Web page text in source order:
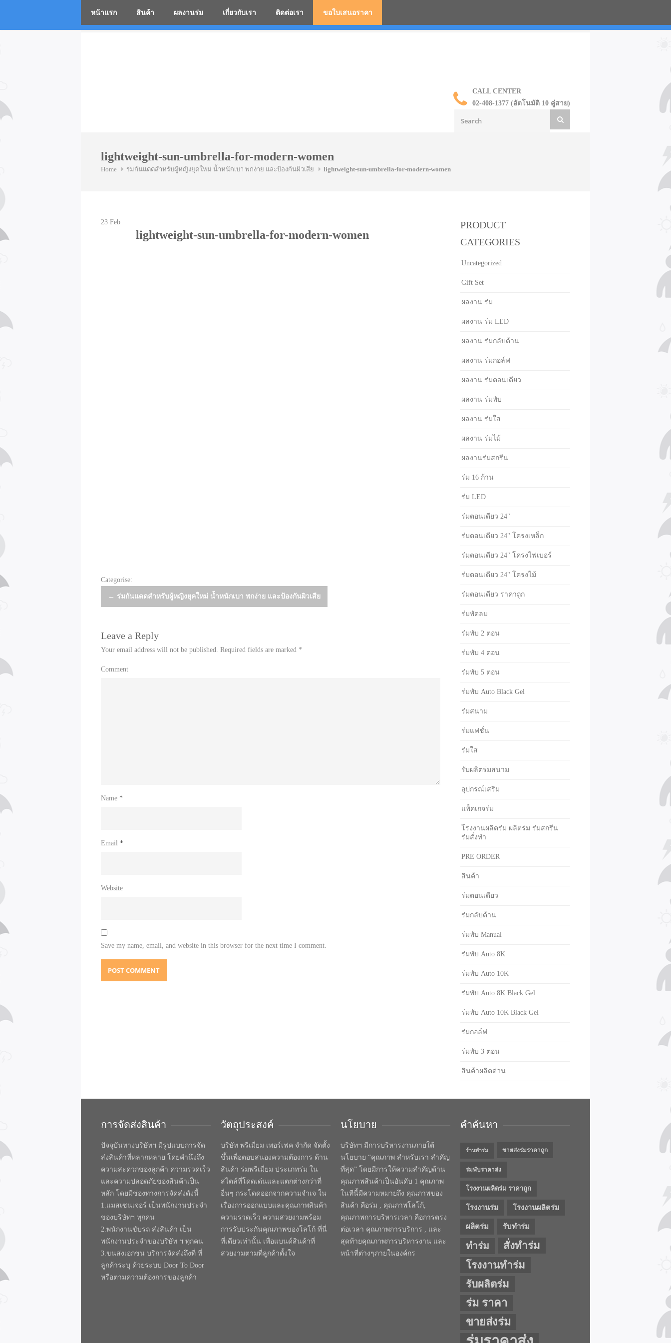
CALL CENTER
02-408-1377 (อัตโนมัติ 10 คู่สาย)
หน้าแรก สินค้า ผลงานร่ม เกี่ยวกับเรา ติดต่อเรา ขอใบเสนอราคา
lightweight-sun-umbrella-for-modern-women
Home ร่มกันแดดสำหรับผู้หญิงยุคใหม่ น้ำหนักเบา พกง่าย และป้องกันผิวเสีย lightweight-sun-umbrella-for-modern-women
23 Feb
lightweight-sun-umbrella-for-modern-women
Categorise:
Post
← ร่มกันแดดสำหรับผู้หญิงยุคใหม่ น้ำหนักเบา พกง่าย และป้องกันผิวเสีย
Leave a Reply
Your email address will not be published. Required fields are marked *
Comment
Name *
Email *
Website
Save my name, email, and website in this browser for the next time I comment.
PRODUCT
CATEGORIES
Uncategorized
Gift Set
ผลงาน ร่ม
ผลงาน ร่ม LED
ผลงาน ร่มกลับด้าน
ผลงาน ร่มกอล์ฟ
ผลงาน ร่มตอนเดียว
ผลงาน ร่มพับ
ผลงาน ร่มใส
ผลงาน ร่มไม้
ผลงานร่มสกรีน
ร่ม 16 ก้าน
ร่ม LED
ร่มตอนเดียว 24"
ร่มตอนเดียว 24" โครงเหล็ก
ร่มตอนเดียว 24" โครงไฟเบอร์
ร่มตอนเดียว 24" โครงไม้
ร่มตอนเดียว ราคาถูก
ร่มพัดลม
ร่มพับ 2 ตอน
ร่มพับ 4 ตอน
ร่มพับ 5 ตอน
ร่มพับ Auto Black Gel
ร่มสนาม
ร่มแฟชั่น
ร่มใส
รับผลิตร่มสนาม
อุปกรณ์เสริม
แพ็คเกจร่ม
โรงงานผลิตร่ม ผลิตร่ม ร่มสกรีน
ร่มสั่งทำ
PRE ORDER
สินค้า
ร่มตอนเดียว
ร่มกลับด้าน
ร่มพับ Manual
ร่มพับ Auto 8K
ร่มพับ Auto 10K
ร่มพับ Auto 8K Black Gel
ร่มพับ Auto 10K Black Gel
ร่มกอล์ฟ
ร่มพับ 3 ตอน
สินค้าผลิตด่วน
การจัดส่งสินค้า
ปัจจุบันทางบริษัทฯ มีรูปแบบการจัด
ส่งสินค้าที่หลากหลาย โดยคำนึงถึง
ความสะดวกของลูกค้า ความรวดเร็ว
และความปลอดภัยของสินค้าเป็น
หลัก โดยมีช่องทางการจัดส่งดังนี้
1.แมสเซนเจอร์ เป็นพนักงานประจำ
ของบริษัทฯ ทุกคน
2.พนักงานขับรถ ส่งสินค้า เป็น
พนักงานประจำของบริษัท ฯ ทุกคน
3.ขนส่งเอกชน บริการจัดส่งถึงที่ ที่
ลูกค้าระบุ ด้วยระบบ Door To Door
หรือตามความต้องการของลูกค้า
วัตถุประสงค์
บริษัท พรีเมี่ยม เพอร์เฟค จำกัด จัดตั้ง
ขึ้นเพื่อตอบสนองความต้องการ ด้าน
สินค้า ร่มพรีเมี่ยม ประเภทร่ม ใน
สไตล์ที่โดดเด่นและแตกต่างกว่าที่
อื่นๆ กระโดดออกจากความจำเจ ใน
เรื่องการออกแบบและคุณภาพสินค้า
ความรวดเร็ว ความสวยงามพร้อม
การรับประกันคุณภาพของโลโก้ ที่นี่
ที่เดียวเท่านั้น เพื่อแบนด์สินค้าที่
สวยงามตามที่ลูกค้าตั้งใจ
นโยบาย
บริษัทฯ มีการบริหารงานภายใต้
นโยบาย “คุณภาพ สำหรับเรา สำคัญ
ที่สุด” โดยมีการให้ความสำคัญด้าน
คุณภาพสินค้าเป็นอันดับ 1 คุณภาพ
ในทีนี้มีความหมายถึง คุณภาพของ
สินค้า คือร่ม , คุณภาพโลโก้,
คุณภาพการบริหารเวลา คือการตรง
ต่อเวลา คุณภาพการบริการ , และ
สุดท้ายคุณภาพการบริหารงาน และ
หน้าที่ต่างๆภายในองค์กร
คำค้นหา
ร้านทำร่ม ขายส่งร่มราคาถูก
ร่มพับราคาส่ง
โรงงานผลิตร่ม ราคาถูก
โรงงานร่ม โรงงานผลิตร่ม
ผลิตร่ม รับทำร่ม
ทำร่ม
สั่งทำร่ม
โรงงานทำร่ม
รับผลิตร่ม
ร่ม ราคา
ขายส่งร่ม
โรงงานร่มสกรีนโลโก้ ร่มพรีเมี่ยม ร่มตอนเดียว ร่มกอล์ฟ ร่มกลับด้าน ราคาส่ง